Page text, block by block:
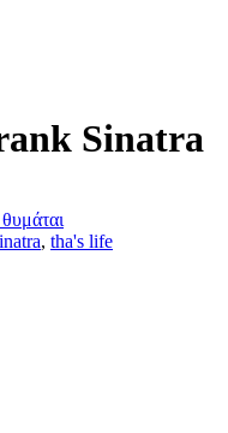
Sinatra
, tha's life